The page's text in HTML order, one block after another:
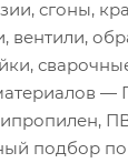
сгоны,
вентили,
—
подбор по